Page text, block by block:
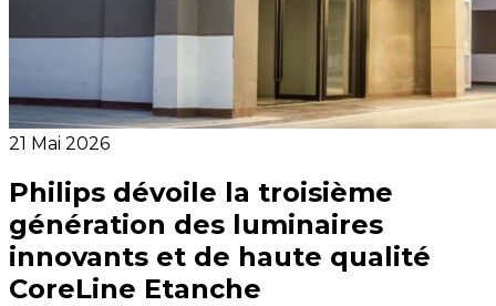
21 Mai 2026
Philips dévoile la troisième
génération des luminaires
innovants et de haute qualité
CoreLine Etanche